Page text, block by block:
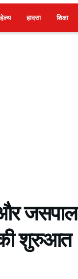
हेल्थ हादसा शिक्षा
जसपाल
शुरुआत